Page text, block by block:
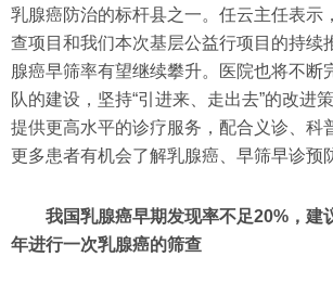
乳腺癌防治的标杆县之一。任云主任表示
查项目和我们本次基层公益行项目的持续
腺癌早筛率有望继续攀升。医院也将不断
队的建设，坚持“引进来、走出去”的改进
提供更高水平的诊疗服务，配合义诊、科
更多患者有机会了解乳腺癌、早筛早诊预
我国乳腺癌早期发现率不足20%，建
年进行一次乳腺癌的筛查